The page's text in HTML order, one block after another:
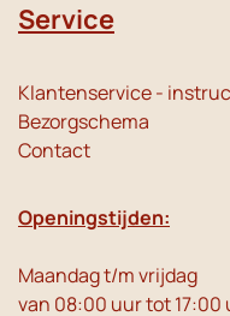
Service
Klantenservice -
Bezorgschema
Contact
Openingstijden:
Maandag t/m vrijdag
van 08:00 uur tot 17:00